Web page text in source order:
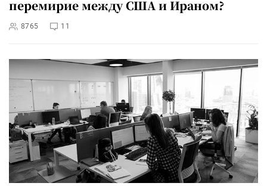
перемирие между США и Ираном?
8765 11